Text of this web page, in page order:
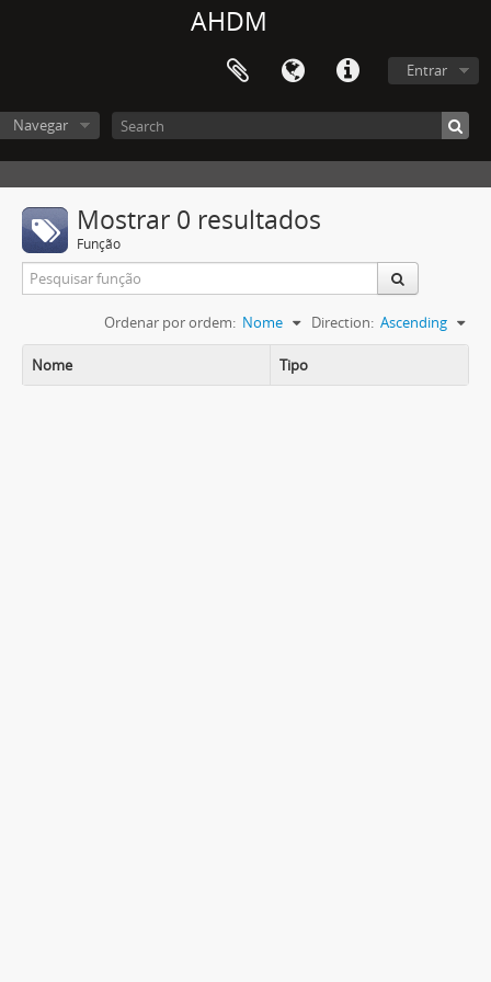
AHDM
Entrar
Navegar
Mostrar 0 resultados
Função
Ordenar por ordem: Nome Direction: Ascending
Nome Tipo